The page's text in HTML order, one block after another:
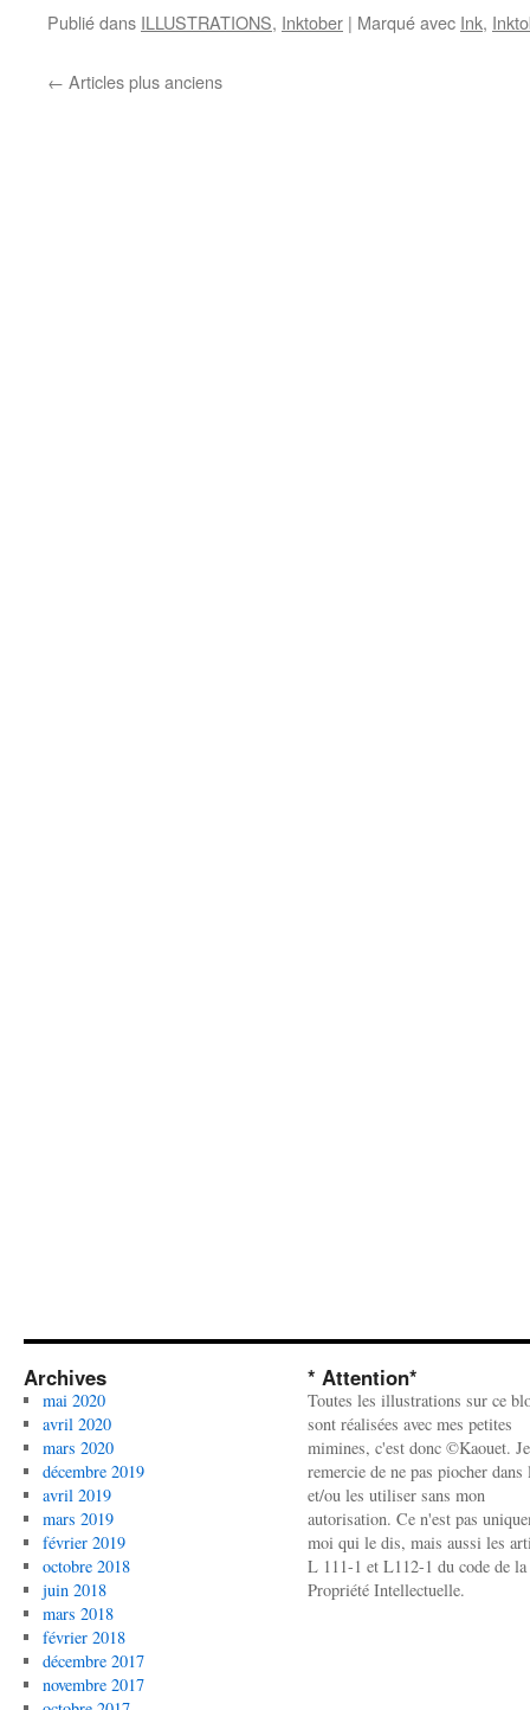
Publié dans ILLUSTRATIONS, Inktober | Marqué avec Ink,
← Articles plus anciens
Archives
mai 2020
avril 2020
mars 2020
décembre 2019
avril 2019
mars 2019
février 2019
octobre 2018
juin 2018
mars 2018
février 2018
décembre 2017
novembre 2017
* Attention*
Toutes les illustrations sur ce
sont réalisées avec mes petites
mimines, c'est donc ©Kaouet.
remercie de ne pas piocher dans
et/ou les utiliser sans mon
autorisation. Ce n'est pas
moi qui le dis, mais aussi les
L 111-1 et L112-1 du code de la
Propriété Intellectuelle.